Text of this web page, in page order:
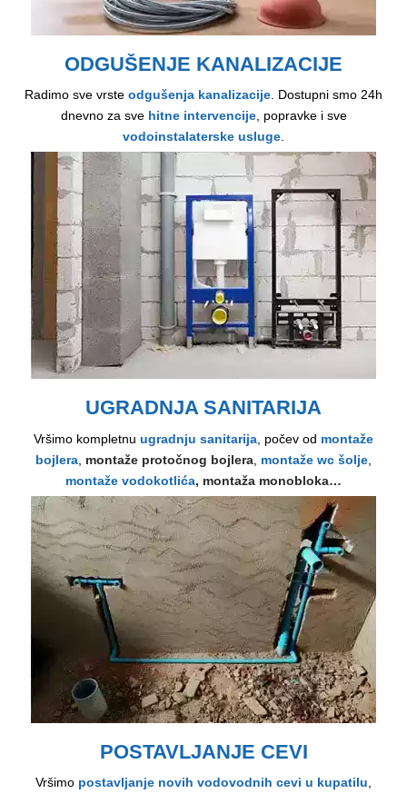
ODGUŠENJE KANALIZACIJE
Radimo sve vrste odgušenja kanalizacije . Dostupni smo 24h
dnevno za sve hitne intervencije, popravke i sve
vodoinstalaterske usluge
UGRADNJA SANITARIJA
Vršimo kompletnu ugradnju sanitarija , počev od montaže
bojlera montaže protočnog bojlera montaže wc šolje
montaže vodokotlića, montaža monobloka…
POSTAVLJANJE CEVI
Vršimo postavljanje novih vodovodnih cevi u kupatilu